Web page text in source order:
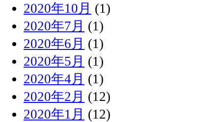
2020年10月 (1)
2020年7月 (1)
2020年6月 (1)
2020年5月 (1)
2020年4月 (1)
2020年2月 (12)
2020年1月 (12)